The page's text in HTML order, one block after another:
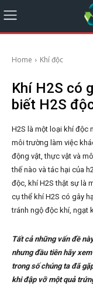
Home Khí độc
Khí H2S có
biết H2S
H2S là một loại khí độc
môi trường làm việc
động vật, thực vật và
thế nào và tác hại của
độc, khí H2S thật sự là
cụ thể khí H2S có gây
tránh ngộ độc khí, ngạt
Tất cả những vấn đề
nhưng đầu tiên hãy
trong số chúng ta đã
khi đập vỡ một quả